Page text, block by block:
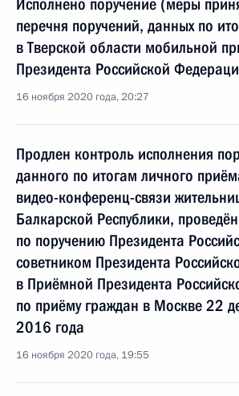
Исполнено поручение (меры
перечня поручений, данных по
в Тверской области мобильной
Президента Российской
16 ноября 2020 года, 20:27
Продлен контроль исполнения
данного по итогам личного
видео-конференц-связи
Балкарской Республики,
по поручению Президента
советником Президента
в Приёмной Президента
по приёму граждан в Москве 22
2016 года
16 ноября 2020 года, 19:55